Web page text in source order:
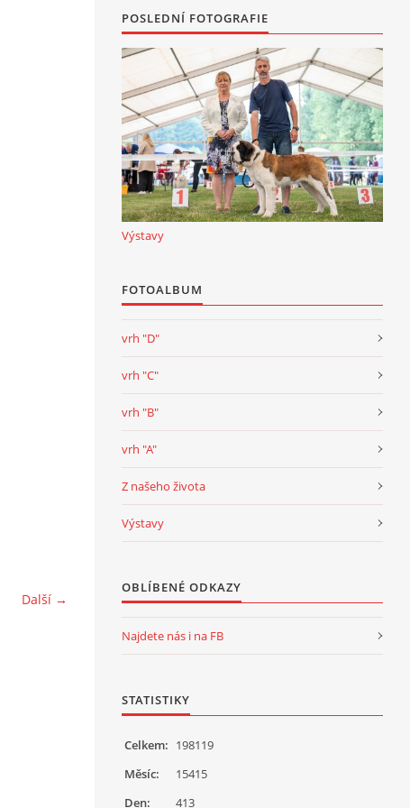
Další →
POSLEDNÍ FOTOGRAFIE
Výstavy
FOTOALBUM
vrh "D"
vrh "C"
vrh "B"
vrh "A"
Z našeho života
Výstavy
OBLÍBENÉ ODKAZY
Najdete nás i na FB
STATISTIKY
Celkem: 198119
Měsíc:
15415
Den:
413